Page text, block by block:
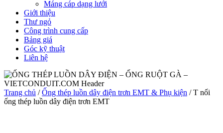
Máng cáp dạng lưới
Giới thiệu
Thư ngỏ
Công trình cung cấp
Bảng giá
Góc kỹ thuật
Liên hệ
Trang chủ /Ống thép luồn dây điện trơn EMT & Phụ kiện / T nối
ống thép luồn dây điện trơn EMT